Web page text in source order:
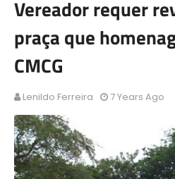
Vereador requer
praça que
CMCG
Lenildo Ferreira 7 Years Ago